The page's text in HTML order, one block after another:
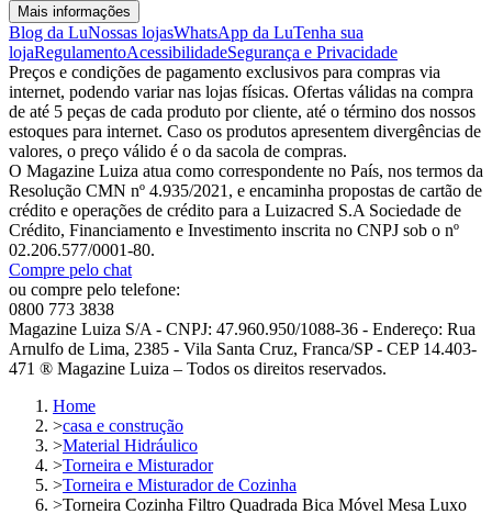
Mais informações
Blog da LuNossas lojasWhatsApp da LuTenha sua
lojaRegulamentoAcessibilidadeSegurança e Privacidade
Preços e condições de pagamento exclusivos para compras via
internet, podendo variar nas lojas físicas. Ofertas válidas na compra
de até 5 peças de cada produto por cliente, até o término dos nossos
estoques para internet. Caso os produtos apresentem divergências de
valores, o preço válido é o da sacola de compras.
O Magazine Luiza atua como correspondente no País, nos termos da
Resolução CMN nº 4.935/2021, e encaminha propostas de cartão de
crédito e operações de crédito para a Luizacred S.A Sociedade de
Crédito, Financiamento e Investimento inscrita no CNPJ sob o nº
02.206.577/0001-80.
Compre pelo chat
ou compre pelo telefone:
0800 773 3838
Magazine Luiza S/A - CNPJ: 47.960.950/1088-36 - Endereço: Rua
Arnulfo de Lima, 2385 - Vila Santa Cruz, Franca/SP - CEP 14.403-
471 ® Magazine Luiza – Todos os direitos reservados.
Home
>casa e construção
>Material Hidráulico
>Torneira e Misturador
>Torneira e Misturador de Cozinha
>Torneira Cozinha Filtro Quadrada Bica Móvel Mesa Luxo